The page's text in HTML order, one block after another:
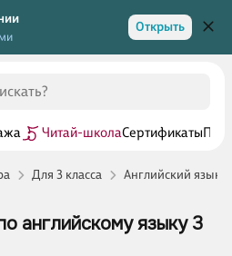
Открыть
Читай-школаСертификаты
Для 3 класса Английский язык 3
английскому языку 3